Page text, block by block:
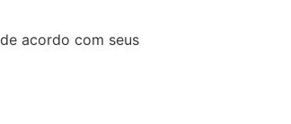
acordo com seus